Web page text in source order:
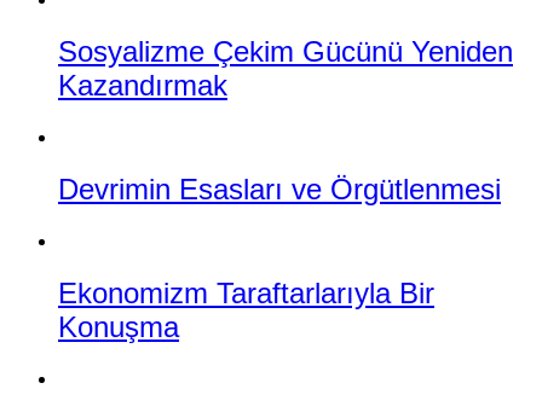
Sosyalizme Çekim Gücünü Yeniden
Kazandırmak
Devrimin Esasları ve Örgütlenmesi
Ekonomizm Taraftarlarıyla Bir
Konuşma